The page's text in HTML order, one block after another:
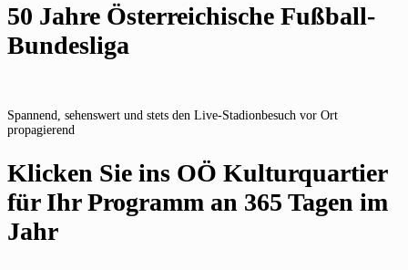
50 Jahre Österreichische Fußball-
Bundesliga
Spannend, sehenswert und stets den Live-Stadionbesuch vor Ort
propagierend
Klicken Sie ins OÖ Kulturquartier
für Ihr Programm an 365 Tagen im
Jahr